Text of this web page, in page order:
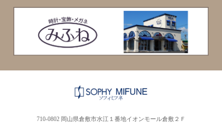
710-0802 岡山県倉敷市水江１番地イオンモール倉敷２Ｆ